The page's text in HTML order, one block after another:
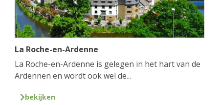
La Roche-en-Ardenne
La Roche-en-Ardenne is gelegen in het hart van de
Ardennen en wordt ook wel de...
bekijken